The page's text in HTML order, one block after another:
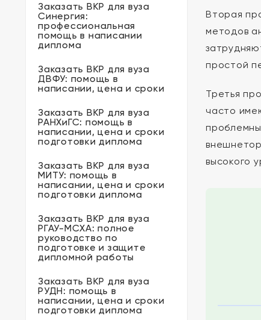
Заказать ВКР для вуза
Синергия:
профессиональная
помощь в написании
диплома
Заказать ВКР для вуза
ДВФУ: помощь в
написании, цена и сроки
Заказать ВКР для вуза
РАНХиГС: помощь в
написании, цена и сроки
подготовки диплома
Заказать ВКР для вуза
МИТУ: помощь в
написании, цена и сроки
подготовки диплома
Заказать ВКР для вуза
РГАУ-МСХА: полное
руководство по
подготовке и защите
дипломной работы
Заказать ВКР для вуза
РУДН: помощь в
написании, цена и сроки
подготовки диплома
Вторая
методов
простой
Третья
часто
высокого